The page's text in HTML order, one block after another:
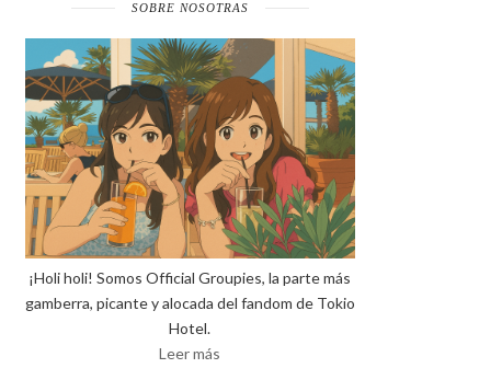
SOBRE NOSOTRAS
¡Holi holi! Somos Official Groupies, la parte más
gamberra, picante y alocada del fandom de Tokio
Hotel.
Leer más